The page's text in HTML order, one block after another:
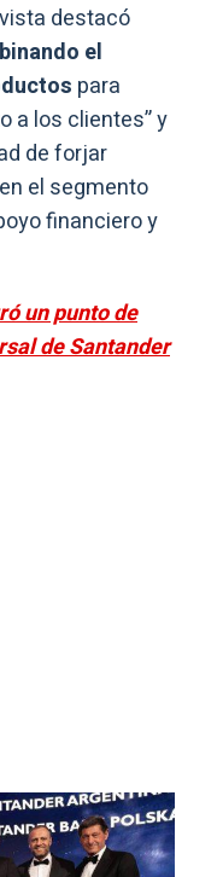
destacó
el
para
a los clientes” y
de forjar
el segmento
financiero y
un punto de
de Santander